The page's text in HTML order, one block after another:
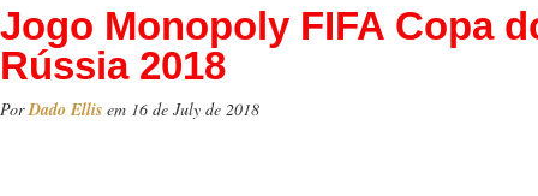
Jogo Monopoly FIFA Copa
Rússia 2018
PorDado Ellis em 16 de July de 2018